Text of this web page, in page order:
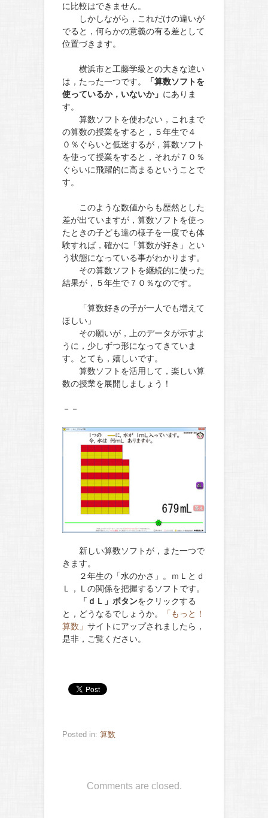
に比較はできません。
しかしながら，これだけの違いが
でると，何らかの意義の有る差として
位置づきます。
横浜市と工藤学級との大きな違い
は，たった一つです。
「算数ソフトを
使っているか，いないか」 にありま
す。
算数ソフトを使わない，これまで
の算数の授業をすると，５年生で４
０％ぐらいと低迷するが，算数ソフト
を使って授業をすると，それが７０％
ぐらいに飛躍的に高まるということで
す。
このような数値からも歴然とした
差が出ていますが，算数ソフトを使っ
たときの子ども達の様子を一度でも体
験すれば，確かに「算数が好き」とい
う状態になっている事がわかります。
その算数ソフトを継続的に使った
結果が，５年生で７０％なのです。
「算数好きの子が一人でも増えて
ほしい」
その願いが，上のデータが示すよ
うに，少しずつ形になってきていま
す。とても，嬉しいです。
算数ソフトを活用して，楽しい算
数の授業を展開しましょう！
－－
新しい算数ソフトが，また一つで
きます。
２年生の「水のかさ」。ｍＬとｄ
Ｌ，Ｌの関係を把握するソフトです。
「ｄＬ」ボタンをクリックする
と，どうなるでしょうか。
「もっと！
算数」 サイトにアップされましたら，
是非，ご覧ください。
Posted in: 算数
Comments are closed.